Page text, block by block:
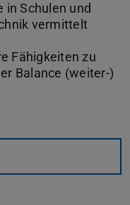
in Schulen und
vermittelt
Fähigkeiten zu
Balance (weiter-)